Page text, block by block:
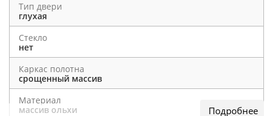
Тип двери
глухая
Стекло
нет
Каркас полотна
срощенный массив
Материал
массив ольхи